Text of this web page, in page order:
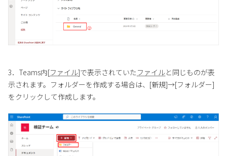
3．Teams内[ファイル]で表示されていた ファイルと同じものが表
示されます。フォルダーを作成する場合は、[新規]→[フォルダー]
をクリックして作成します。